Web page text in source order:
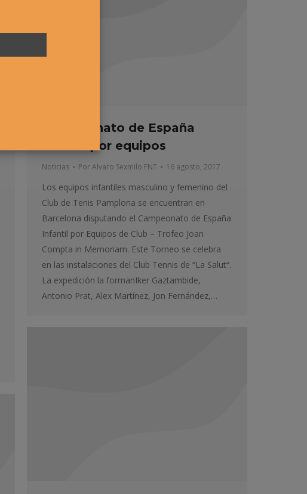
Campeonato de España
infantil por equipos
Noticias PorAlvaro Sexmilo FNT 16 agosto, 2017
Los equipos infantiles masculino y femenino del
Club de Tenis Pamplona se encuentran en
Barcelona disputando el Campeonato de España
Infantil por Equipos de Club – Trofeo Joan
Compta in Memoriam. Este Torneo se celebra
en las instalaciones del Club Tennis de “La Salut“.
La expedición la formanIker Gaztambide,
Antonio Prat, Alex Martínez, Jon Fernández,…